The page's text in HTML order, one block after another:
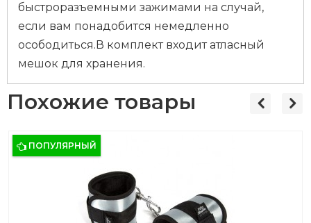
быстроразъемными зажимами на случай,
если вам понадобится немедленно
осободиться.В комплект входит атласный
мешок для хранения.
Похожие товары
ПОПУЛЯРНЫЙ